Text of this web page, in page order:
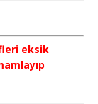
eksik